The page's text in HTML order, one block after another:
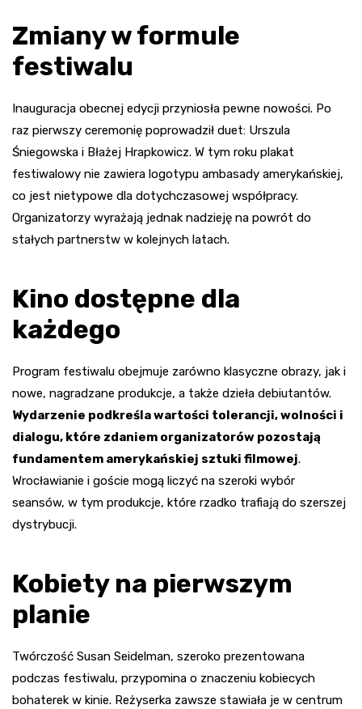
Zmiany w formule
festiwalu
Inauguracja obecnej edycji przyniosła pewne nowości. Po
raz pierwszy ceremonię poprowadził duet: Urszula
Śniegowska i Błażej Hrapkowicz. W tym roku plakat
festiwalowy nie zawiera logotypu ambasady amerykańskiej,
co jest nietypowe dla dotychczasowej współpracy.
Organizatorzy wyrażają jednak nadzieję na powrót do
stałych partnerstw w kolejnych latach.
Kino dostępne dla
każdego
Program festiwalu obejmuje zarówno klasyczne obrazy, jak i
nowe, nagradzane produkcje, a także dzieła debiutantów.
Wydarzenie podkreśla wartości tolerancji, wolności i
dialogu, które zdaniem organizatorów pozostają
fundamentem amerykańskiej sztuki filmowej.
Wrocławianie i goście mogą liczyć na szeroki wybór
seansów, w tym produkcje, które rzadko trafiają do szerszej
dystrybucji.
Kobiety na pierwszym
planie
Twórczość Susan Seidelman, szeroko prezentowana
podczas festiwalu, przypomina o znaczeniu kobiecych
bohaterek w kinie. Reżyserka zawsze stawiała je w centrum